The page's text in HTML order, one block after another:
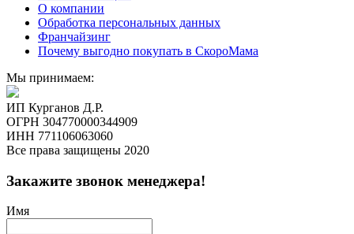
О компании
Обработка персональных данных
Франчайзинг
Почему выгодно покупать в СкороМама
Мы принимаем:
ИП Курганов Д.Р.
ОГРН 304770000344909
ИНН 771106063060
Все права защищены 2020
Закажите звонок менеджера!
Имя